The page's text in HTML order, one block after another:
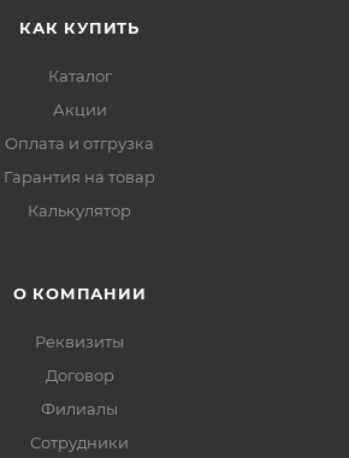
КАК КУПИТЬ
Каталог
Акции
Оплата и отгрузка
Гарантия на товар
Калькулятор
О КОМПАНИИ
Реквизиты
Договор
Филиалы
Сотрудники